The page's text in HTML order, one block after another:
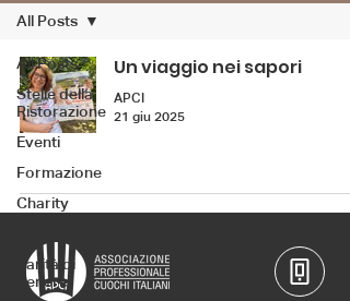
All Posts
Stelle della
Ristorazione
Eventi
Formazione
Charity
Parità di
genere
All Posts
Un viaggio nei sapori
APCI
21 giu 2025